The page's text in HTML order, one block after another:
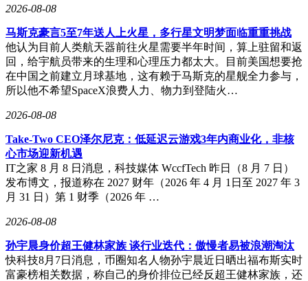
2026-08-08
马斯克豪言5至7年送人上火星，多行星文明梦面临重重挑战
他认为目前人类航天器前往火星需要半年时间，算上驻留和返
回，给宇航员带来的生理和心理压力都太大。目前美国想要抢
在中国之前建立月球基地，这有赖于马斯克的星舰全力参与，
所以他不希望SpaceX浪费人力、物力到登陆火…
2026-08-08
Take-Two CEO泽尔尼克：低延迟云游戏3年内商业化，非核
心市场迎新机遇
IT之家 8 月 8 日消息，科技媒体 WccfTech 昨日（8 月 7 日）
发布博文，报道称在 2027 财年（2026 年 4 月 1日至 2027 年 3
月 31 日）第 1 财季（2026 年 …
2026-08-08
孙宇晨身价超王健林家族 谈行业迭代：傲慢者易被浪潮淘汰
快科技8月7日消息，币圈知名人物孙宇晨近日晒出福布斯实时
富豪榜相关数据，称自己的身价排位已经反超王健林家族，还